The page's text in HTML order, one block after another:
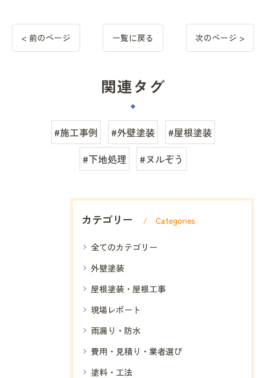
< 前のページ 一覧に戻る 次のページ >
関連タグ
#施工事例 #外壁塗装
#屋根塗装
#下地処理
#ヌルぞう
カテゴリー Categories
全てのカテゴリー
外壁塗装
屋根塗装・屋根工事
現場レポート
雨漏り・防水
費用・見積り・業者選び
塗料・工法